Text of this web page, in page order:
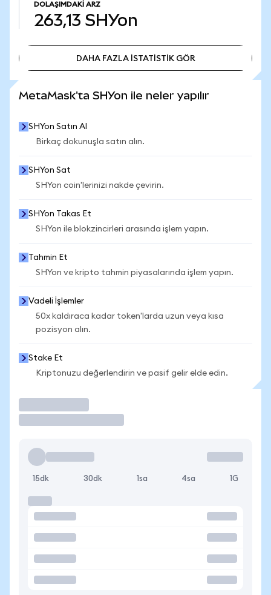
DOLAŞIMDAKI ARZ
263,13 SHYon
DAHA FAZLA İSTATİSTİK GÖR
MetaMask'ta SHYon ile neler yapılır
SHYon Satın Al
Birkaç dokunuşla satın alın.
SHYon Sat
SHYon coin'lerinizi nakde çevirin.
SHYon Takas Et
SHYon ile blokzincirleri arasında işlem yapın.
Tahmin Et
SHYon ve kripto tahmin piyasalarında işlem yapın.
Vadeli İşlemler
50x kaldıraca kadar token'larda uzun veya kısa
pozisyon alın.
Stake Et
Kriptonuzu değerlendirin ve pasif gelir elde edin.
15dk 30dk 1sa 4sa 1G